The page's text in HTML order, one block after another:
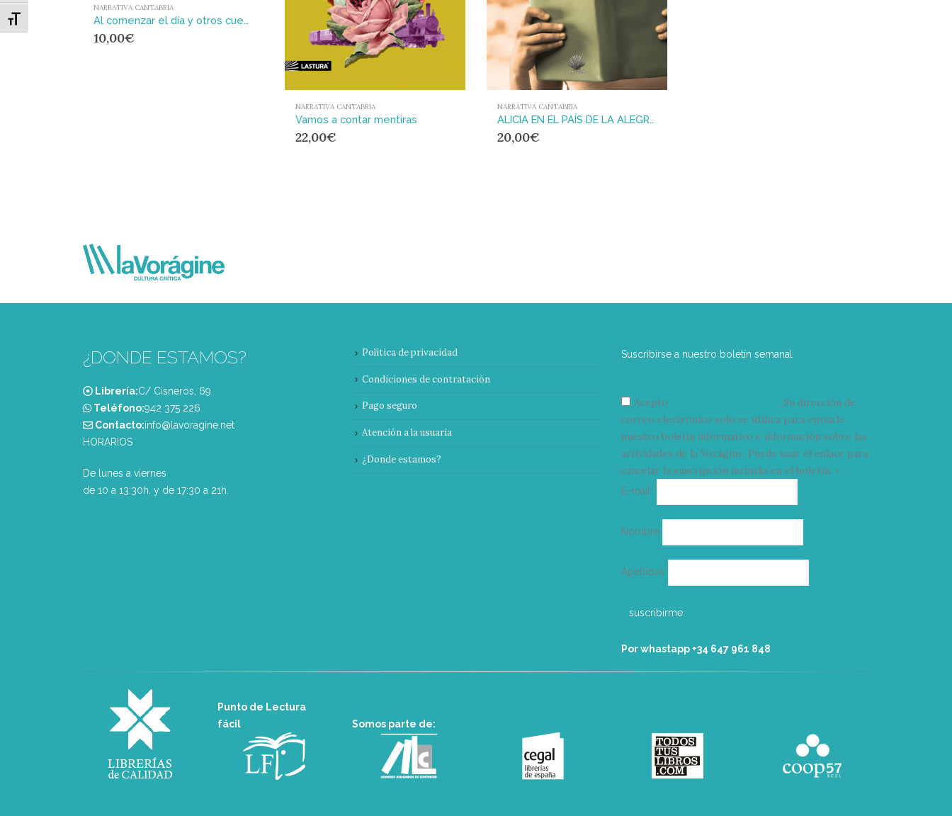
Alternar tamaño de letra
NARRATIVA CANTABRIA
Al comenzar el día y otros cuentos
10,00€
NARRATIVA CANTABRIA
Vamos a contar mentiras
22,00€
NARRATIVA CANTABRIA
ALICIA EN EL PAÍS DE LA ALEGRÍA
20,00€
¿DONDE ESTAMOS?
Librería:C/ Cisneros, 69
Teléfono:‭942 375 226‬
Contacto:info@lavoragine.net
HORARIOS
De lunes a viernes
de 10 a 13:30h. y de 17:30 a 21h.
Política de privacidad
Condiciones de contratación
Pago seguro
Atención a la usuaria
¿Donde estamos?
Suscribirse a nuestro boletín semanal
Acepto
Su dirección de
correo electrónico solo se utiliza para enviarle
nuestro boletín informativo e información sobre las
actividades de la Vorágine. Puede usar el enlace para
cancelar la suscripción incluido en el boletín. >
E-mail*
electrónico
Nombre
Apellidos
Por whastapp +34 ‭647 961 848‬
Punto de Lectura
fácil
Somos parte de: